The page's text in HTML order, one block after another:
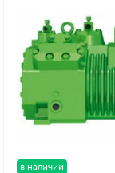
в наличии